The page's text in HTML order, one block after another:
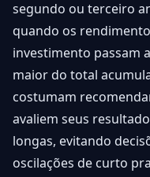
segundo ou terceiro
quando os
investimento passam
maior do total
costumam
avaliem seus
longas, evitando
oscilações de curto